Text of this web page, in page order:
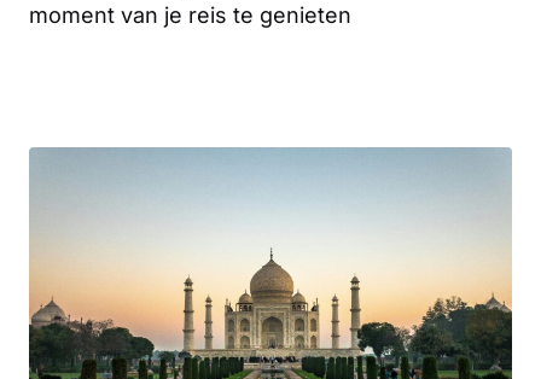
moment van je reis te genieten